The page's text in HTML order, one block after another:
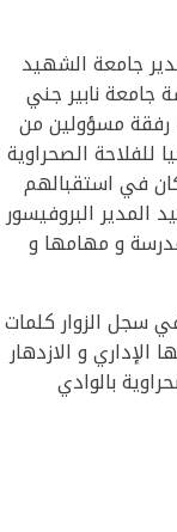
سبتمبر 2023 السيد مدير جامعة الشهيد
جامعة نابير جني
رفقة مسؤولين من
للفلاحة الصحراوية
في استقبالهم
المدير البروفيسور
و مهامها و
سجل الزوار كلمات
و الازدهار